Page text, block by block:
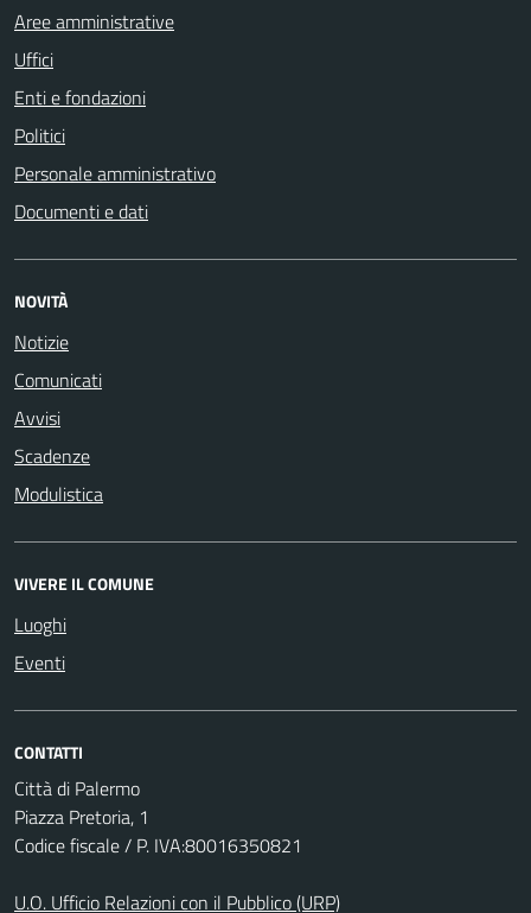
Aree amministrative
Uffici
Enti e fondazioni
Politici
Personale amministrativo
Documenti e dati
NOVITÀ
Notizie
Comunicati
Avvisi
Scadenze
Modulistica
VIVERE IL COMUNE
Luoghi
Eventi
CONTATTI
Città di Palermo
Piazza Pretoria, 1
Codice fiscale / P. IVA:80016350821
U.O. Ufficio Relazioni con il Pubblico (URP)